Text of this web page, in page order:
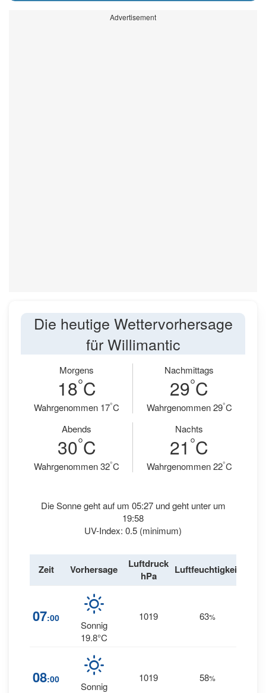
Advertisement
Die heutige Wettervorhersage
für Willimantic
Morgens
18°C
Wahrgenommen 17°C
Nachmittags
29°C
Wahrgenommen 29°C
Abends
30°C
Wahrgenommen 32°C
Nachts
21 °C
Wahrgenommen 22°C
Die Sonne geht auf um 05:27 und geht unter um
19:58
UV-Index: 0.5 (minimum)
Zeit Vorhersage
Luftdruck
hPa
Luftfeuchtigkeit
07:00
Sonnig
19.8°C
1019 63%
08:00
Sonnig
1019 58%